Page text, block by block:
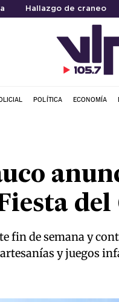
Hallazgo de craneo
POLÍTICA ECONOMÍA
del
fin de semana y
y juegos